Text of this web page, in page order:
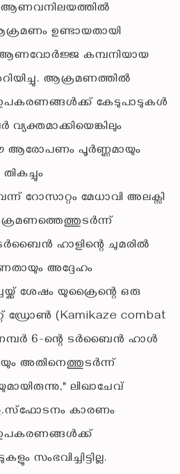
ആണവനിലയത്തിൽ
ഉണ്ടായതായി
ആണവോർജ്ജ കമ്പനിയായ
ആക്രമണത്തിൽ
ഉപകരണങ്ങൾക്ക് കേടുപാടുകൾ
വ്യക്തമാക്കിയെങ്കിലും
പൂർണ്ണമായും
റോസാറ്റം മേധാവി അലക്സി
ഹാളിന്റെ ചുമരിൽ
അദ്ദേഹം
ശേഷം യുക്രൈന്റെ ഒരു
ഡ്രോൺ (Kamikaze combat
6-ന്റെ ടർബൈൻ ഹാൾ
അതിനെത്തുടർന്ന്
ലിഖാചേവ്
കാരണം
ഉപകരണങ്ങൾക്ക്
സംഭവിച്ചിട്ടില്ല.